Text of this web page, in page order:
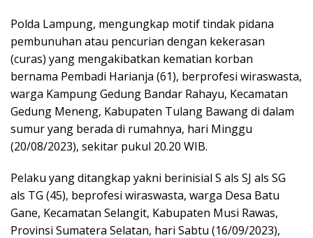
Polda Lampung, mengungkap motif tindak pidana
pembunuhan atau pencurian dengan kekerasan
(curas) yang mengakibatkan kematian korban
bernama Pembadi Harianja (61), berprofesi wiraswasta,
warga Kampung Gedung Bandar Rahayu, Kecamatan
Gedung Meneng, Kabupaten Tulang Bawang di dalam
sumur yang berada di rumahnya, hari Minggu
(20/08/2023), sekitar pukul 20.20 WIB.
Pelaku yang ditangkap yakni berinisial S als SJ als SG
als TG (45), beprofesi wiraswasta, warga Desa Batu
Gane, Kecamatan Selangit, Kabupaten Musi Rawas,
Provinsi Sumatera Selatan, hari Sabtu (16/09/2023),